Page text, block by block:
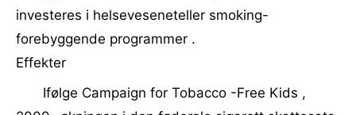
investeres i helseveseneteller smoking-
forebyggende programmer .
Effekter
Ifølge Campaign for Tobacco -Free Kids ,